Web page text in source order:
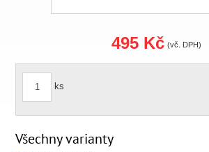
495 Kč (vč. DPH)
ks
Všechny varianty